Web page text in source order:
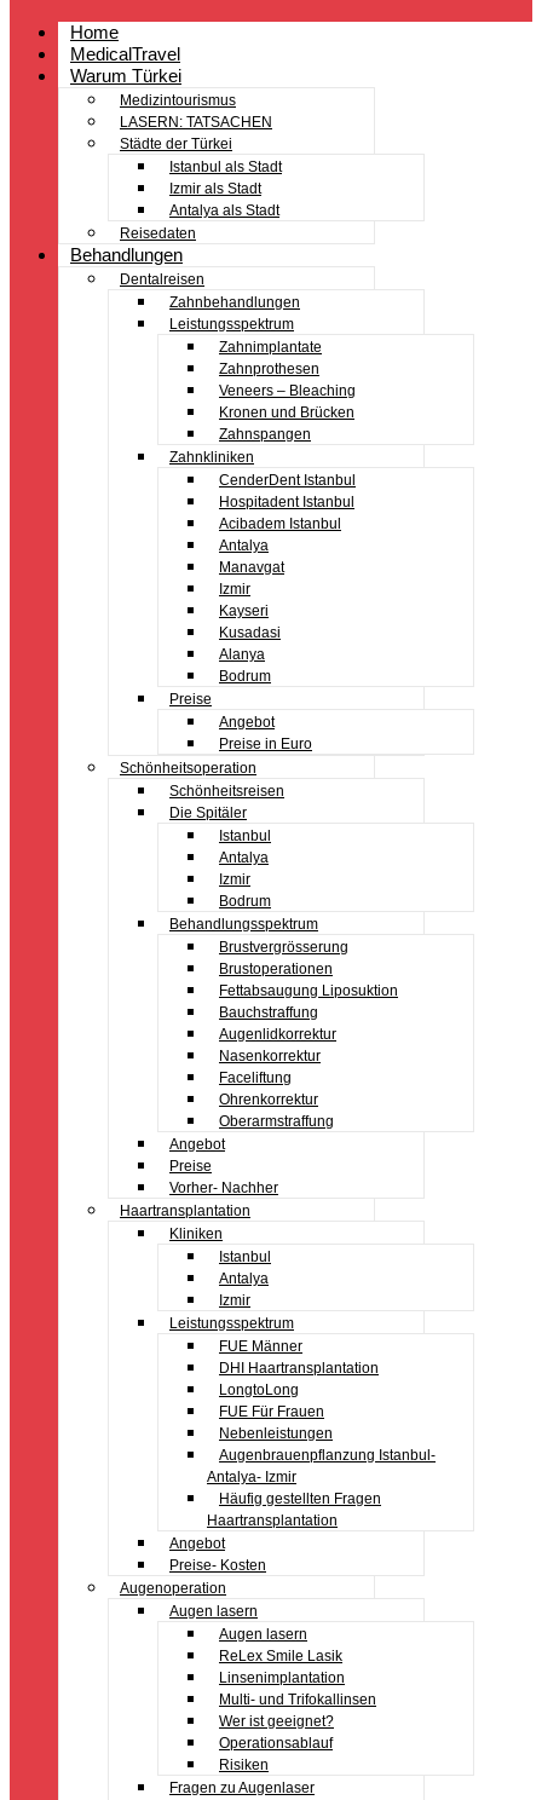
Home
MedicalTravel
Warum Türkei
Medizintourismus
LASERN: TATSACHEN
Städte der Türkei
Istanbul als Stadt
Izmir als Stadt
Antalya als Stadt
Reisedaten
Behandlungen
Dentalreisen
Zahnbehandlungen
Leistungsspektrum
Zahnimplantate
Zahnprothesen
Veneers – Bleaching
Kronen und Brücken
Zahnspangen
Zahnkliniken
CenderDent Istanbul
Hospitadent Istanbul
Acibadem Istanbul
Antalya
Manavgat
Izmir
Kayseri
Kusadasi
Alanya
Bodrum
Preise
Angebot
Preise in Euro
Schönheitsoperation
Schönheitsreisen
Die Spitäler
Istanbul
Antalya
Izmir
Bodrum
Behandlungsspektrum
Brustvergrösserung
Brustoperationen
Fettabsaugung Liposuktion
Bauchstraffung
Augenlidkorrektur
Nasenkorrektur
Faceliftung
Ohrenkorrektur
Oberarmstraffung
Angebot
Preise
Vorher- Nachher
Haartransplantation
Kliniken
Istanbul
Antalya
Izmir
Leistungsspektrum
FUE Männer
DHI Haartransplantation
LongtoLong
FUE Für Frauen
Nebenleistungen
Augenbrauenpflanzung Istanbul-
Antalya- Izmir
Häufig gestellten Fragen
Haartransplantation
Angebot
Preise- Kosten
Augenoperation
Augen lasern
Augen lasern
ReLex Smile Lasik
Linsenimplantation
Multi- und Trifokallinsen
Wer ist geeignet?
Operationsablauf
Risiken
Fragen zu Augenlaser